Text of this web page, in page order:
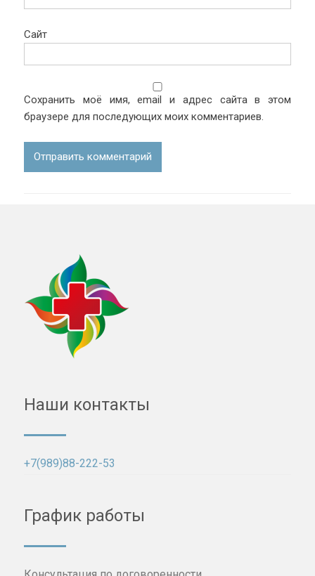
Сайт
Сохранить моё имя, email и адрес сайта в этом
браузере для последующих моих комментариев.
Наши контакты
+7(989)88-222-53
График работы